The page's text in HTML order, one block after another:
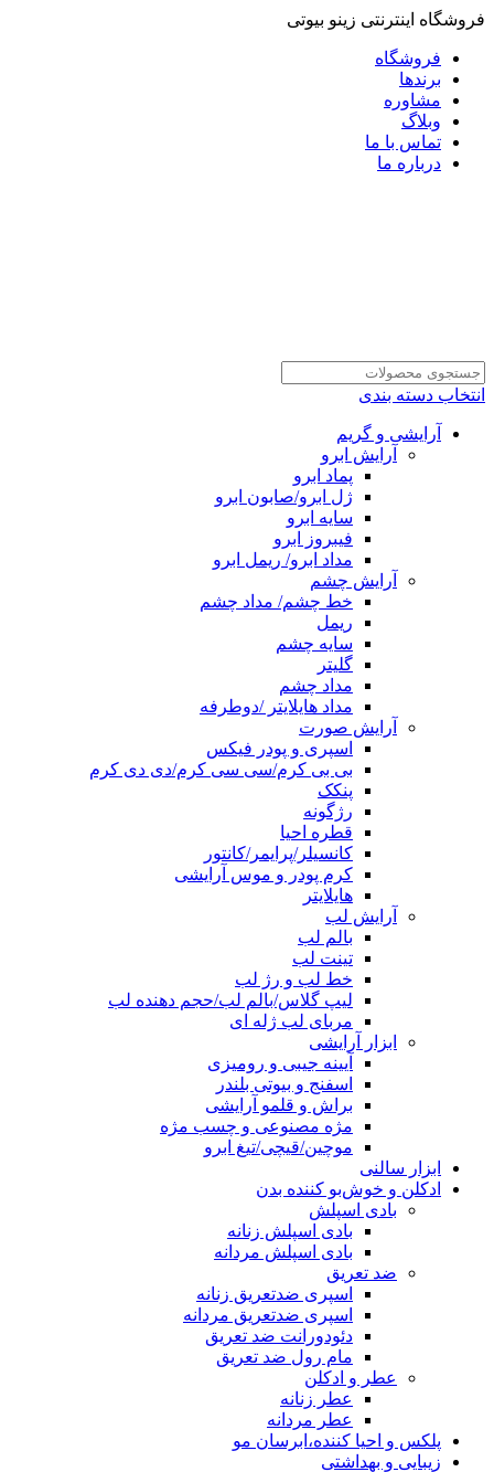
فروشگاه اینترنتی زینو بیوتی
فروشگاه
برندها
مشاوره
وبلاگ
تماس با ما
درباره ما
انتخاب دسته بندی
آرایشی و گریم
آرایش ابرو
پماد ابرو
ژل ابرو/صابون ابرو
سایه ابرو
فیبروز ابرو
مداد ابرو/ ریمل ابرو
آرایش چشم
خط چشم/ مداد چشم
ریمل
سایه چشم
گلیتر
مداد چشم
مداد هایلایتر /دوطرفه
آرایش صورت
اسپری و پودر فیکس
بی بی کرم/سی سی کرم/دی دی کرم
پنکک
رژگونه
قطره احیا
کانسیلر/پرایمر/کانتور
کرم پودر و موس آرایشی
هایلایتر
آرایش لب
بالم لب
تینت لب
خط لب و رژ لب
لیپ گلاس/بالم لب/حجم دهنده لب
مربای لب ژله ای
ابزار آرایشی
آیینه جیبی و رومیزی
اسفنج و بیوتی بلندر
براش و قلمو آرایشی
مژه مصنوعی و چسب مژه
موچین/قیچی/تیغ ابرو
ابزار سالنی
ادکلن و خوش‌بو کننده بدن
بادی اسپلش
بادی اسپلش زنانه
بادی اسپلش مردانه
ضد تعریق
اسپری ضدتعریق زنانه
اسپری ضدتعریق مردانه
دئودورانت ضد تعریق
مام رول ضد تعریق
عطر و ادکلن
عطر زنانه
عطر مردانه
پلکس و احیا کننده،ابرسان مو
زیبایی و بهداشتی